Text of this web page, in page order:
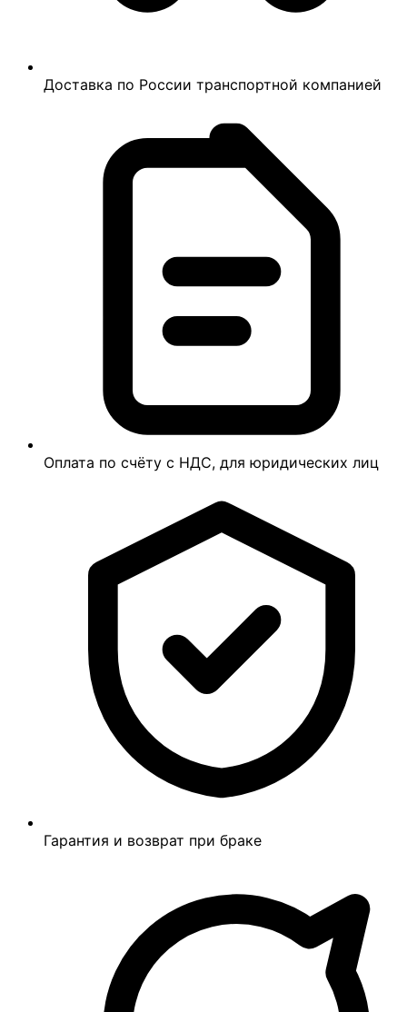
Доставка по России транспортной компанией
Оплата по счёту с НДС, для юридических лиц
Гарантия и возврат при браке